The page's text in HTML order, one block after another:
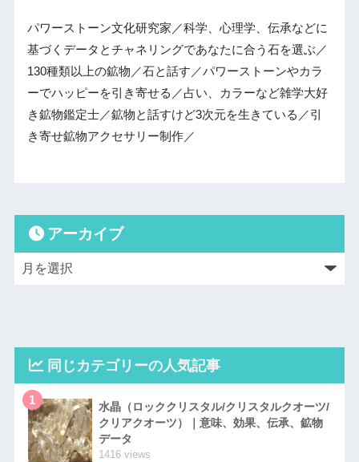
パワーストーン文化研究家／科学、心理学、伝承などに
基づくデータとチャネリングであなたに合う石を選ぶ／
130種類以上の鉱物／石と話す／パワーストーンやカラ
ーでハッピーを引き寄せる／占い、カラーなど雑学大好
き鉱物鑑定士／鉱物と話すけど3次元を生きている／引
き寄せ鉱物アクセサリー制作／
アーカイブ
同じカテゴリーの人気記事
1
水晶（ロッククリスタル/クリスタルクオーツ/
クリアクオーツ）｜意味、効果、伝承、鉱物
データ
1416 views